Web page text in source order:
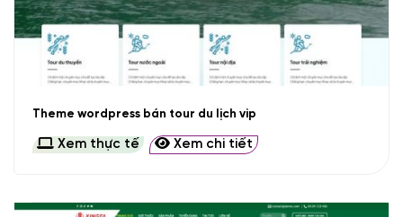
Theme wordpress bán tour du lịch vip
Xem thực tế Xem chi tiết